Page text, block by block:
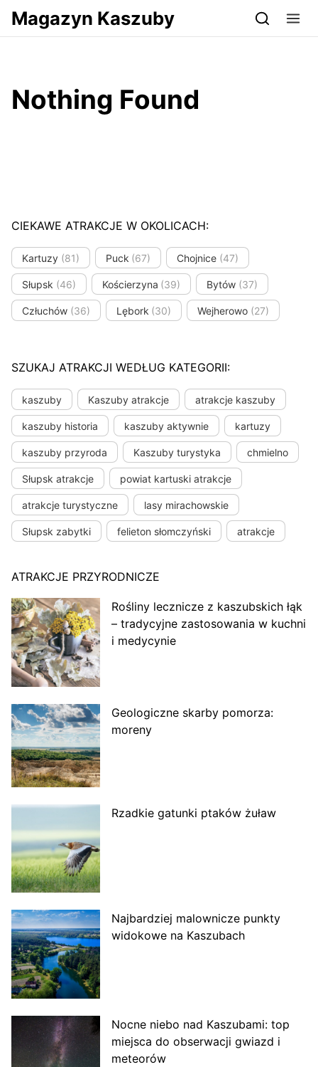
Przejdź do serwisu magazynkaszuby.pl
Magazyn Kaszuby
Nothing Found
CIEKAWE ATRAKCJE W OKOLICACH:
Kartuzy (81) Puck (67) Chojnice (47)
Słupsk (46) Kościerzyna (39) Bytów (37)
Człuchów (36) Lębork (30) Wejherowo (27)
SZUKAJ ATRAKCJI WEDŁUG KATEGORII:
kaszuby Kaszuby atrakcje atrakcje kaszuby
kaszuby historia kaszuby aktywnie kartuzy
kaszuby przyroda Kaszuby turystyka chmielno
Słupsk atrakcje powiat kartuski atrakcje
atrakcje turystyczne lasy mirachowskie
Słupsk zabytki felieton słomczyński atrakcje
ATRAKCJE PRZYRODNICZE
Rośliny lecznicze z kaszubskich łąk
– tradycyjne zastosowania w kuchni
i medycynie
Geologiczne skarby pomorza:
moreny
Rzadkie gatunki ptaków żuław
Najbardziej malownicze punkty
widokowe na Kaszubach
Nocne niebo nad Kaszubami: top
miejsca do obserwacji gwiazd i
meteorów